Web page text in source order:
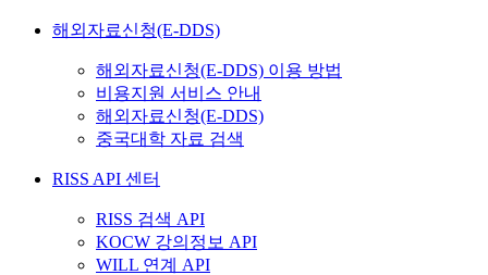
해외자료신청(E-DDS)
해외자료신청(E-DDS) 이용 방법
비용지원 서비스 안내
해외자료신청(E-DDS)
중국대학 자료 검색
RISS API 센터
RISS 검색 API
KOCW 강의정보 API
WILL 연계 API